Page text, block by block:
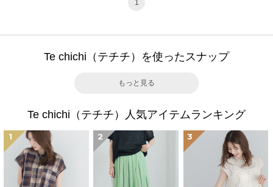
1
Te chichi（テチチ）を使ったスナップ
もっと見る
Te chichi（テチチ）人気アイテムランキング
1 2 3